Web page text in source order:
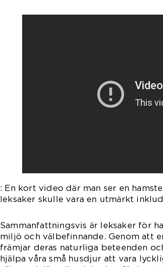
: En kort video där man ser en
leksaker skulle vara en utmärkt
Sammanfattningsvis är leksaker för
miljö och välbefinnande. Genom att
främjar deras naturliga beteenden
hjälpa våra små husdjur att vara